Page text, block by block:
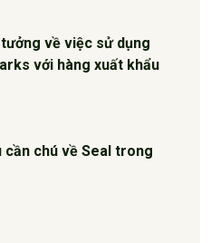
về việc sử dụng
với hàng xuất khẩu
cần chú về Seal trong